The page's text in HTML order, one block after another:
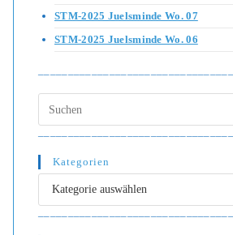
STM-2025 Juelsminde Wo. 07
STM-2025 Juelsminde Wo. 06
Kategorien